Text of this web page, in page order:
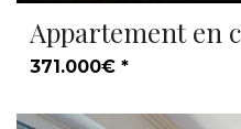
Appartement en
371.000€ *